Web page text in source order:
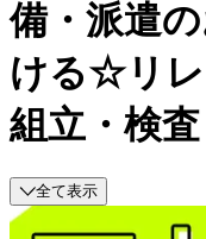
備・派遣
ける☆リレ
組立・検
全て表示